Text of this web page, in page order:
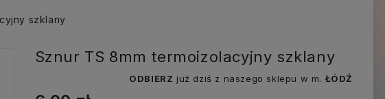
szklany
Sznur TS 8mm termoizolacyjny szklany
ODBIERZ już dziś z naszego sklepu w m. ŁÓDŹ